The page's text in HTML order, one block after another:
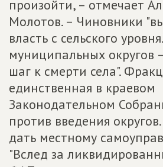
произойти, – отмечает
Молотов. – Чиновники
власть с сельского
муниципальных округов
шаг к смерти села".
единственная в краевом
Законодательном
против введения
дать местному
"Вслед за